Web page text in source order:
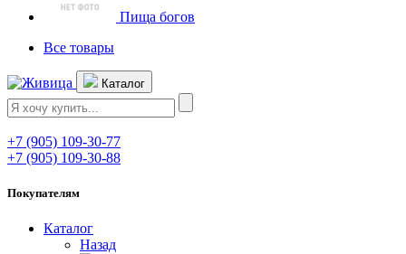
Пища богов
Все товары
Каталог
+7 (905) 109-30-77
+7 (905) 109-30-88
Покупателям
Каталог
Назад